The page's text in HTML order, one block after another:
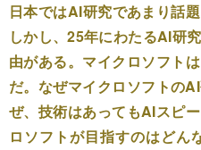
日本ではAI研究であまり話
しかし、25年にわたるAI研
由がある。マイクロソフト
だ。なぜマイクロソフトの
ぜ、技術はあってもAIスピ
ロソフトが目指すのはどん